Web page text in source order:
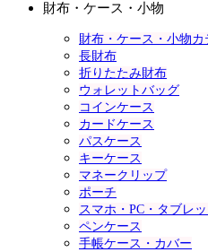
財布・ケース・小物
財布・ケース・小物カ
長財布
折りたたみ財布
ウォレットバッグ
コインケース
カードケース
パスケース
キーケース
マネークリップ
ポーチ
スマホ・PC・タブレ
ペンケース
手帳ケース・カバー